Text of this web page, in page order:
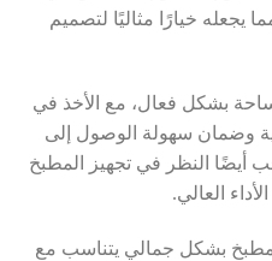
يجعله خيارًا مثاليًا لتصميم
بشكل فعال، مع الأخذ في
وضمان سهولة الوصول إلى
أيضًا النظر في تجهيز المطبخ
العالي.
بشكل جمالي يتناسب مع